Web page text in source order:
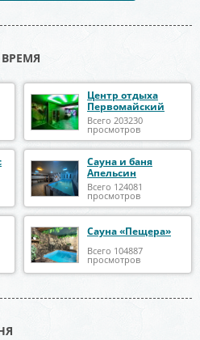
Центр отдыха
Первомайский
Всего 203230
просмотров
Сауна и баня
Апельсин
Всего 124081
просмотров
Сауна «Пещера»
Всего 104887
просмотров